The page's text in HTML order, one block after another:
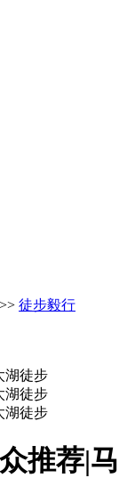
>> 徒步毅行
推荐|马